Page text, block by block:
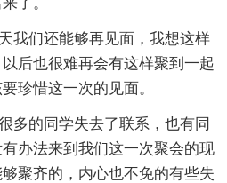
我们还能够再见面，我想这样
后也很难再会有这样聚到一起
珍惜这一次的见面。
多的同学失去了联系，也有同
办法来到我们这一次聚会的现
聚齐的，内心也不免的有些失